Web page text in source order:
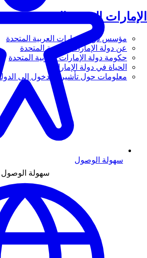
الإمارات العربية المتحدة
مؤسس دولة الإمارات العربية المتحدة
عن دولة الإمارات العربية المتحدة
حكومة دولة الإمارات العربية المتحدة
الحياة في دولة الإمارات
معلومات حول تأشيرة الدخول إلى الدولة
سهولة الوصول
سهولة الوصول